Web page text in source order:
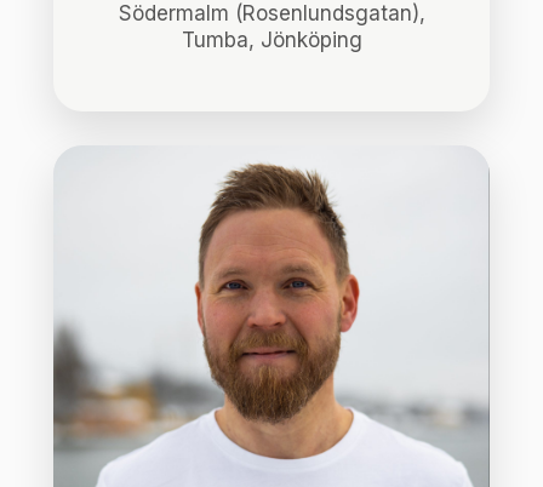
Södermalm (Rosenlundsgatan),
Tumba, Jönköping